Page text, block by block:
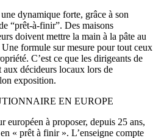
dynamique forte, grâce à son
“prêt-à-finir”. Des maisons
doivent mettre la main à la pâte au
formule sur mesure pour tout ceux
C’est ce que les dirigeants de
décideurs locaux lors de
exposition.
EN EUROPE
européen à proposer, depuis 25 ans,
« prêt à finir ». L’enseigne compte